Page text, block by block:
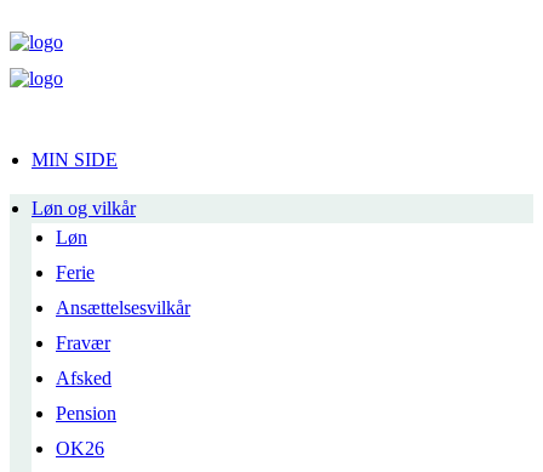
MIN SIDE
Løn og vilkår
Løn
Ferie
Ansættelsesvilkår
Fravær
Afsked
Pension
OK26